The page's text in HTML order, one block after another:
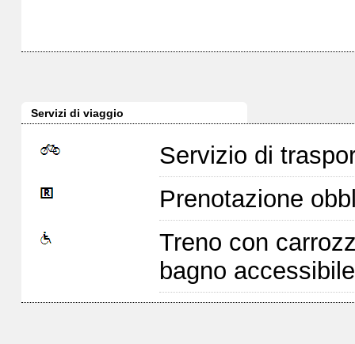
Servizi di viaggio
Servizio di
Prenotazione
Treno con
bagno